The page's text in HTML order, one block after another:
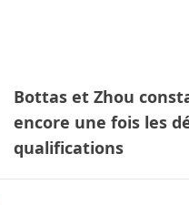
Bottas et Zhou
encore une fois les
qualifications